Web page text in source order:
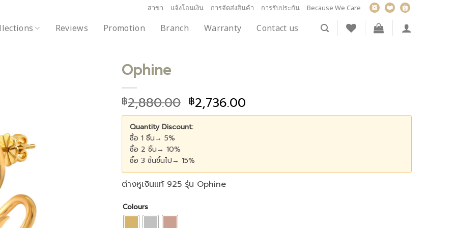
สาขา แจ้งโอนเงิน การจัดส่งสินค้า การรับประกัน Because We Care
Reviews Promotion Branch Warranty Contact us
Ophine
฿2,880.00 ฿2,736.00
Quantity Discount:
ซื้อ 1 ชิ้น→ 5%
ซื้อ 2 ชิ้น→ 10%
ซื้อ 3 ชิ้นขึ้นไป→ 15%
ต่างหูเงินแท้ 925 รุ่น Ophine
Colours